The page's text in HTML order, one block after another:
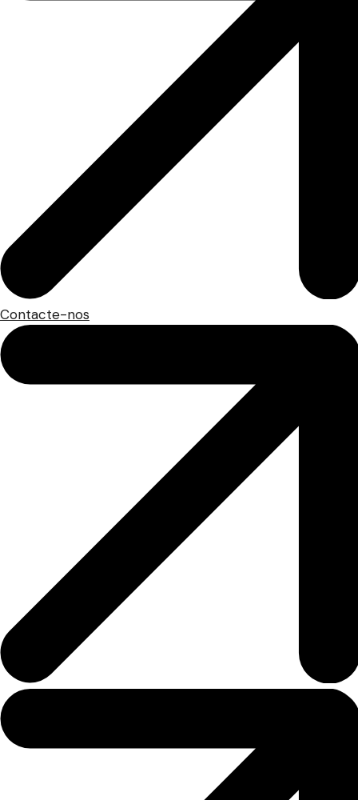
Contacte-nos